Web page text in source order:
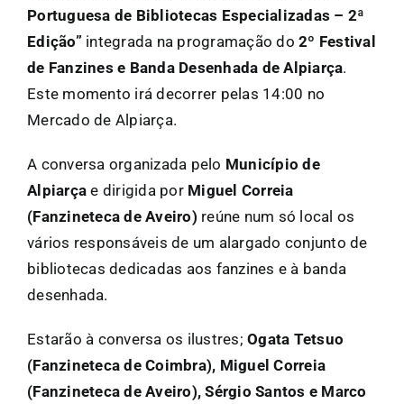
Portuguesa de Bibliotecas Especializadas – 2ª
Edição” integrada na programação do2º Festival
de Fanzines e Banda Desenhada de Alpiarça.
Este momento irá decorrer pelas 14:00 no
Mercado de Alpiarça.
A conversa organizada pelo Município de
Alpiarça e dirigida por Miguel Correia
(Fanzineteca de Aveiro) reúne num só local os
vários responsáveis de um alargado conjunto de
bibliotecas dedicadas aos fanzines e à banda
desenhada.
Estarão à conversa os ilustres;Ogata Tetsuo
(Fanzineteca de Coimbra), Miguel Correia
(Fanzineteca de Aveiro), Sérgio Santos e Marco